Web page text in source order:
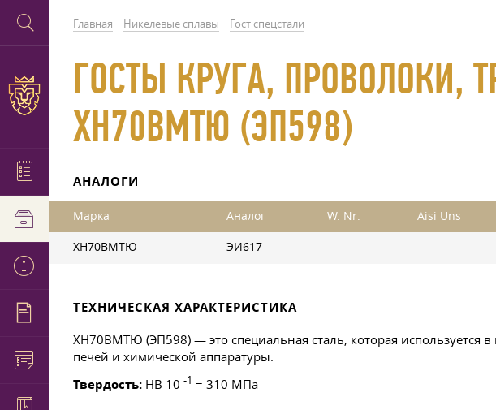
Главная Никелевые сплавы Гост спецстали
ГОСТЫ КРУГА, ПРОВОЛОКИ,
ХН70ВМТЮ (ЭП598)
АНАЛОГИ
Марка Аналог W. Nr. Aisi Uns
ХН70ВМТЮ ЭИ617
ТЕХНИЧЕСКАЯ ХАРАКТЕРИСТИКА
ХН70ВМТЮ (ЭП598) — это специальная сталь, которая используется в
печей и химической аппаратуры.
Твердость: HB 10 -1 = 310 МПа